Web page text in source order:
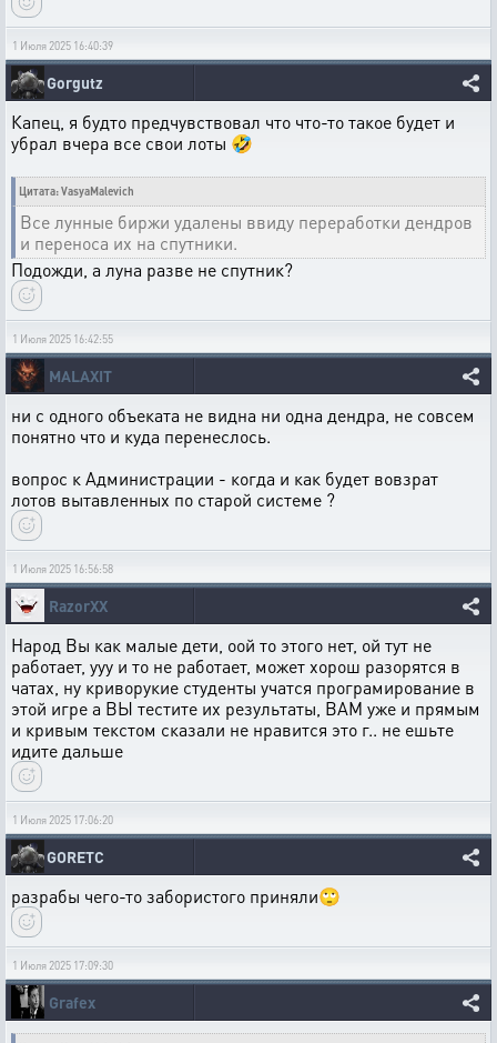
1 Июля 2025 16:40:39
Gorgutz
Капец, я будто предчувствовал что что-то такое будет и
убрал вчера все свои лоты 🤣
Цитата: VasyaMalevich
Все лунные биржи удалены ввиду переработки дендров
и переноса их на спутники.
Подожди, а луна разве не спутник?
1 Июля 2025 16:42:55
MALAXIT
ни с одного объеката не видна ни одна дендра, не совсем
понятно что и куда перенеслось.
вопрос к Администрации - когда и как будет вовзрат
лотов вытавленных по старой системе ?
1 Июля 2025 16:56:58
RazorXX
Народ Вы как малые дети, оой то этого нет, ой тут не
работает, ууу и то не работает, может хорош разорятся в
чатах, ну криворукие студенты учатся програмирование в
этой игре а ВЫ тестите их результаты, ВАМ уже и прямым
и кривым текстом сказали не нравится это г.. не ешьте
идите дальше
1 Июля 2025 17:06:20
GORETC
разрабы чего-то забористого приняли🙄
1 Июля 2025 17:09:30
Grafex